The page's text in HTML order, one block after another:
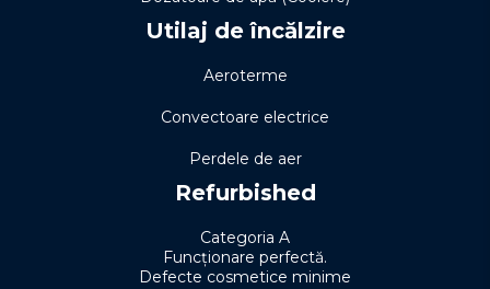
Utilaj de încălzire
Aeroterme
Convectoare electrice
Perdele de aer
Refurbished
Categoria A
Funcționare perfectă.
Defecte cosmetice minime